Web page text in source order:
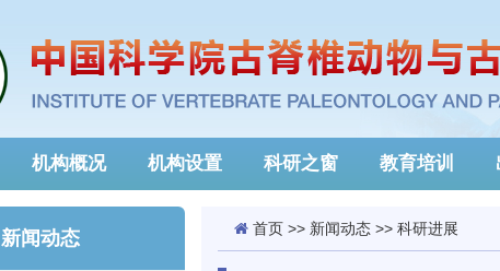
机构概况 机构设置 科研之窗 教育培训
新闻动态 首页>> 新闻动态>> 科研进展